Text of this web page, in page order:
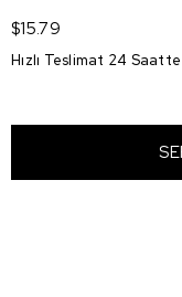
$15.79
Hızlı Teslimat 24